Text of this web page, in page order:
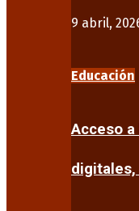
9 abril,
Educación
Acceso